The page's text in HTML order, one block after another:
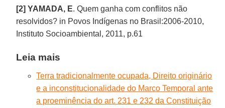
[2] YAMADA, E. Quem ganha com conflitos não
resolvidos? in Povos Indígenas no Brasil:2006-2010,
Instituto Socioambiental, 2011, p.61
Leia mais
Terra tradicionalmente ocupada, Direito originário
e a inconstitucionalidade do Marco Temporal ante
a proeminência do art. 231 e 232 da Constituição